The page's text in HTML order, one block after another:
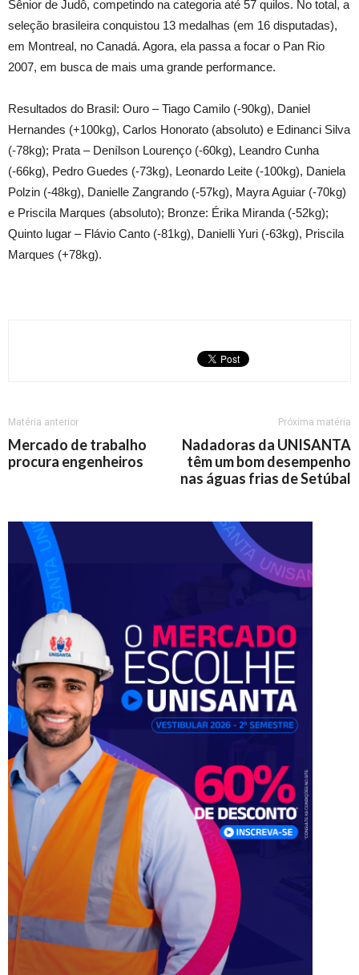
Sênior de Judô, competindo na categoria até 57 quilos. No total, a
seleção brasileira conquistou 13 medalhas (em 16 disputadas),
em Montreal, no Canadá. Agora, ela passa a focar o Pan Rio
2007, em busca de mais uma grande performance.
Resultados do Brasil: Ouro – Tiago Camilo (-90kg), Daniel
Hernandes (+100kg), Carlos Honorato (absoluto) e Edinanci Silva
(-78kg); Prata – Denílson Lourenço (-60kg), Leandro Cunha
(-66kg), Pedro Guedes (-73kg), Leonardo Leite (-100kg), Daniela
Polzin (-48kg), Danielle Zangrando (-57kg), Mayra Aguiar (-70kg)
e Priscila Marques (absoluto); Bronze: Érika Miranda (-52kg);
Quinto lugar – Flávio Canto (-81kg), Danielli Yuri (-63kg), Priscila
Marques (+78kg).
Matéria anterior
Mercado de trabalho
procura engenheiros
Próxima matéria
Nadadoras da UNISANTA
têm um bom desempenho
nas águas frias de Setúbal